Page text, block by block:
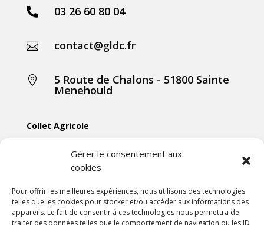
Gérer le consentement aux
cookies
Pour offrir les meilleures expériences, nous utilisons des technologies
telles que les cookies pour stocker et/ou accéder aux informations des
appareils. Le fait de consentir à ces technologies nous permettra de
traiter des données telles que le comportement de navigation ou les ID
 03 26 60 80 04
 contact@gldc.fr
 5 Route de Chalons - 51800 Sainte
Menehould
Collet Agricole
Collet Motoculture
Collet Élevage
Les actus